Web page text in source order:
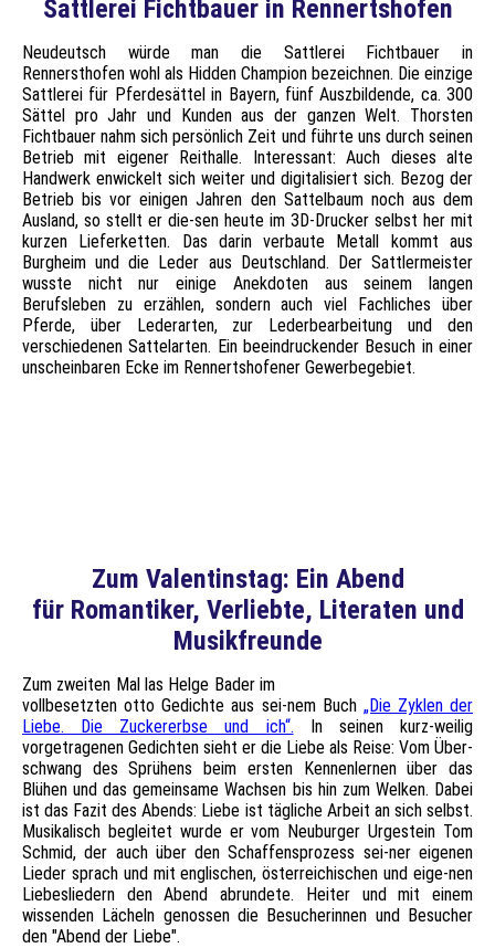
Sattlerei Fichtbauer in Rennertshofen
Neudeutsch würde man die Sattlerei Fichtbauer in
Rennersthofen wohl als Hidden Champion bezeichnen. Die einzige
Sattlerei für Pferdesättel in Bayern, fünf Auszbildende, ca. 300
Sättel pro Jahr und Kunden aus der ganzen Welt. Thorsten
Fichtbauer nahm sich persönlich Zeit und führte uns durch seinen
Betrieb mit eigener Reithalle. Interessant: Auch dieses alte
Handwerk enwickelt sich weiter und digitalisiert sich. Bezog der
Betrieb bis vor einigen Jahren den Sattelbaum noch aus dem
Ausland, so stellt er die-sen heute im 3D-Drucker selbst her mit
kurzen Lieferketten. Das darin verbaute Metall kommt aus
Burgheim und die Leder aus Deutschland. Der Sattlermeister
wusste nicht nur einige Anekdoten aus seinem langen
Berufsleben zu erzählen, sondern auch viel Fachliches über
Pferde, über Lederarten, zur Lederbearbeitung und den
verschiedenen Sattelarten. Ein beeindruckender Besuch in einer
unscheinbaren Ecke im Rennertshofener Gewerbegebiet.
Zum Valentinstag: Ein Abend
für Romantiker, Verliebte, Literaten und
Musikfreunde
Zum zweiten Mal las Helge Bader im
vollbesetzten otto Gedichte aus sei-nem Buch „Die Zyklen der
Liebe. Die Zuckererbse und ich“. In seinen kurz-weilig
vorgetragenen Gedichten sieht er die Liebe als Reise: Vom Über-
schwang des Sprühens beim ersten Kennenlernen über das
Blühen und das gemeinsame Wachsen bis hin zum Welken. Dabei
ist das Fazit des Abends: Liebe ist tägliche Arbeit an sich selbst.
Musikalisch begleitet wurde er vom Neuburger Urgestein Tom
Schmid, der auch über den Schaffensprozess sei-ner eigenen
Lieder sprach und mit englischen, österreichischen und eige-nen
Liebesliedern den Abend abrundete. Heiter und mit einem
wissenden Lächeln genossen die Besucherinnen und Besucher
den "Abend der Liebe".